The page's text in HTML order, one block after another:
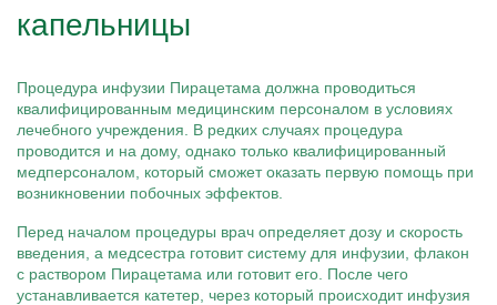
капельницы
Процедура инфузии Пирацетама должна проводиться
квалифицированным медицинским персоналом в условиях
лечебного учреждения. В редких случаях процедура
проводится и на дому, однако только квалифицированный
медперсоналом, который сможет оказать первую помощь при
возникновении побочных эффектов.
Перед началом процедуры врач определяет дозу и скорость
введения, а медсестра готовит систему для инфузии, флакон
с раствором Пирацетама или готовит его. После чего
устанавливается катетер, через который происходит инфузия